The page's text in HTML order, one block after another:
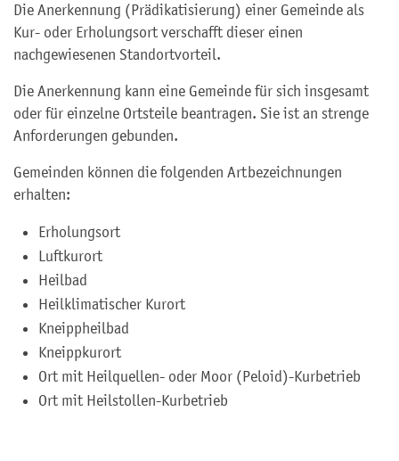
Die Anerkennung (Prädikatisierung) einer Gemeinde als
Kur- oder Erholungsort verschafft dieser einen
nachgewiesenen Standortvorteil.
Die Anerkennung kann eine Gemeinde für sich insgesamt
oder für einzelne Ortsteile beantragen. Sie ist an strenge
Anforderungen gebunden.
Gemeinden können die folgenden Artbezeichnungen
erhalten:
Erholungsort
Luftkurort
Heilbad
Heilklimatischer Kurort
Kneippheilbad
Kneippkurort
Ort mit Heilquellen- oder Moor (Peloid)-Kurbetrieb
Ort mit Heilstollen-Kurbetrieb